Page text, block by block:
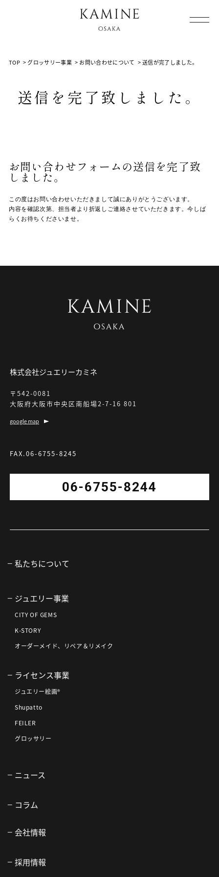
TOP >グロッサリー事業 > お問い合わせについて >送信が完了しました。
送信を完了致しました。
お問い合わせフォームの送信を完了致
しました。
この度はお問い合わせいただきまして誠にありがとうございます。
内容を確認次第、担当者より折返しご連絡させていただきます。今しば
らくお待ちくださいませ。
株式会社ジュエリーカミネ
〒542-0081
大阪府大阪市中央区南船場2-7-16 801
google map
FAX.06-6755-8245
06-6755-8244
私たちについて
ジュエリー事業
CITY OF GEMS
K-STORY
オーダーメイド、リペア＆リメイク
ライセンス事業
ジュエリー絵画®
Shupatto
FEILER
グロッサリー
ニュース
コラム
会社情報
採用情報